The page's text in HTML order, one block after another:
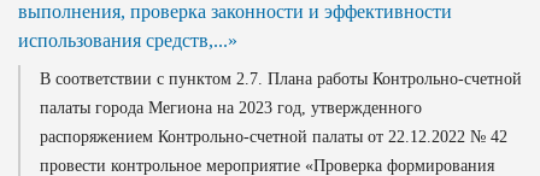
выполнения, проверка законности и эффективности
использования средств,...»
В соответствии с пунктом 2.7. Плана работы Контрольно-счетной
палаты города Мегиона на 2023 год, утвержденного
распоряжением Контрольно-счетной палаты от 22.12.2022 № 42
провести контрольное мероприятие «Проверка формирования